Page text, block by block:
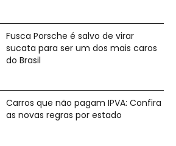
Fusca Porsche é salvo de virar
sucata para ser um dos mais caros
do Brasil
Carros que não pagam IPVA: Confira
as novas regras por estado